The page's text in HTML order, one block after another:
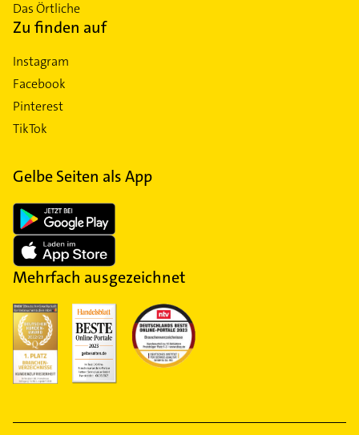
Das Örtliche
Zu finden auf
Instagram
Facebook
Pinterest
TikTok
Gelbe Seiten als App
Mehrfach ausgezeichnet